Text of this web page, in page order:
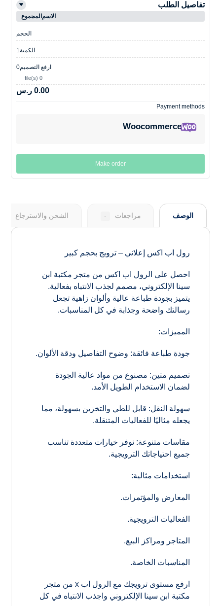
تفاصيل الطلب
الاسم المجموع
الحجم
الكمية1
ارفع التصميم
0 file(s)
0
0.00 ر.س
Payment methods
Woocommerce
Make order
الوصف مراجعات ٠ الشحن والاسترجاع
رول اب اكس إعلاني – ترويج بحجم كبير
احصل على الرول اب اكس من متجر مكتبة ابن
سينا الإلكتروني، مصمم لجذب الانتباه بفعالية.
يتميز بجودة طباعة عالية وألوان زاهية تجعل
رسالتك واضحة وجذابة في كل المناسبات.
المميزات:
جودة طباعة فائقة: وضوح التفاصيل ودقة الألوان.
تصميم متين: مصنوع من مواد عالية الجودة
لضمان الاستخدام الطويل الأمد.
سهولة النقل: قابل للطي والتخزين بسهولة، مما
يجعله مثاليًا للفعاليات المتنقلة.
مقاسات متنوعة: نوفر خيارات متعددة تناسب
جميع احتياجاتك الترويجية.
استخدامات مثالية:
المعارض والمؤتمرات.
الفعاليات الترويجية.
المتاجر ومراكز البيع.
المناسبات الخاصة.
ارفع مستوى ترويجك مع الرول اب x من متجر
مكتبة ابن سينا الإلكتروني واجذب الانتباه في كل